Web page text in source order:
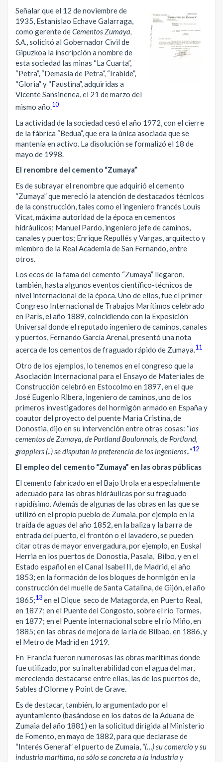
Señalar que el 12 de noviembre de
1935, Estanislao Echave Galarraga,
como gerente deCementos Zumaya,
S.A., solicitó al Gobernador Civil de
Gipuzkoa la inscripción a nombre de
esta sociedad las minas “La Cuarta”,
“Petra”, “Demasía de Petra”, “Irabide”,
“Gloria” y “Faustina”, adquiridas a
Vicente Sansinenea, el 21 de marzo del
mismo año.10
La actividad de la sociedad cesó el año 1972, con el cierre
de la fábrica “Bedua”, que era la única asociada que se
mantenía en activo. La disolución se formalizó el 18 de
mayo de 1998.
El renombre del cemento “Zumaya”
Es de subrayar el renombre que adquirió el cemento
“Zumaya” que mereció la atención de destacados técnicos
de la construcción, tales como el ingeniero francés Louis
Vicat, máxima autoridad de la época en cementos
hidráulicos; Manuel Pardo, ingeniero jefe de caminos,
canales y puertos; Enrique Repullés y Vargas, arquitecto y
miembro de la Real Academia de San Fernando, entre
otros.
Los ecos de la fama del cemento “Zumaya” llegaron,
también, hasta algunos eventos científico-técnicos de
nivel internacional de la época. Uno de ellos, fue el primer
Congreso Internacional de Trabajos Marítimos celebrado
en París, el año 1889, coincidiendo con la Exposición
Universal donde el reputado ingeniero de caminos, canales
y puertos, Fernando García Arenal, presentó una nota
acerca de los cementos de fraguado rápido de Zumaya.11
Otro de los ejemplos, lo tenemos en el congreso que la
Asociación Internacional para el Ensayo de Materiales de
Construcción celebró en Estocolmo en 1897, en el que
José Eugenio Ribera, ingeniero de caminos, uno de los
primeros investigadores del hormigón armado en España y
coautor del proyecto del puente Maria Cristina, de
Donostia, dijo en su intervención entre otras cosas: “los
cementos de Zumaya, de Portland Boulonnais, de Portland,
grappiers (..) se disputan la preferencia de los ingenieros.. ”12
El empleo del cemento “Zumaya” en las obras públicas
El cemento fabricado en el Bajo Urola era especialmente
adecuado para las obras hidráulicas por su fraguado
rapidísimo. Además de algunas de las obras en las que se
utilizó en el propio pueblo de Zumaia, por ejemplo en la
traída de aguas del año 1852, en la baliza y la barra de
entrada del puerto, el frontón o el lavadero, se pueden
citar otras de mayor envergadura, por ejemplo, en Euskal
Herria en los puertos de Donostia, Pasaia, Bilbo, y en el
Estado español en el Canal Isabel II, de Madrid, el año
1853; en la formación de los bloques de hormigón en la
construcción del muelle de Santa Catalina, de Gijón, el año
1865;13en el Dique seco de Matagorda, en Puerto Real,
en 1877; en el Puente del Congosto, sobre el rio Tormes,
en 1877; en el Puente internacional sobre el río Miño, en
1885; en las obras de mejora de la ría de Bilbao, en 1886, y
el Metro de Madrid en 1919.
En Francia fueron numerosas las obras marítimas donde
fue utilizado, por su inalterabilidad con el agua del mar,
mereciendo destacarse entre ellas, las de los puertos de,
Sables d’Olonne y Point de Grave.
Es de destacar, también, lo argumentado por el
ayuntamiento (basándose en los datos de la Aduana de
Zumaia del año 1881) en la solicitud dirigida al Ministerio
de Fomento, en mayo de 1882, para que declarase de
“Interés General” el puerto de Zumaia, “(…) su comercio y su
industria marítima, no sólo se concreta a la industria y